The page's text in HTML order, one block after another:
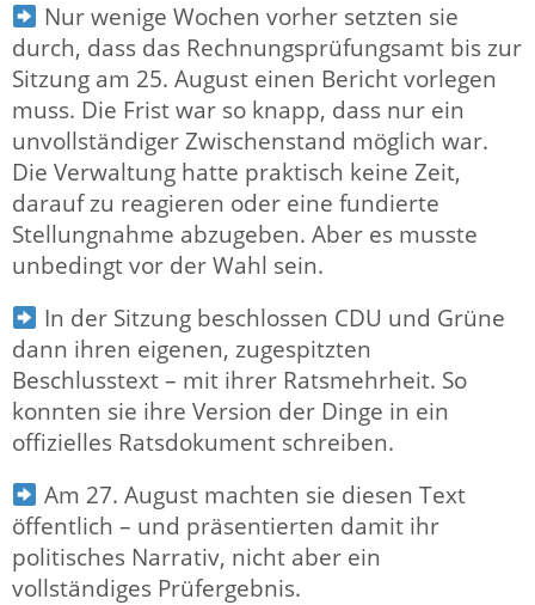
Nur wenige Wochen vorher setzten sie
durch, dass das Rechnungsprüfungsamt bis zur
Sitzung am 25. August einen Bericht vorlegen
muss. Die Frist war so knapp, dass nur ein
unvollständiger Zwischenstand möglich war.
Die Verwaltung hatte praktisch keine Zeit,
darauf zu reagieren oder eine fundierte
Stellungnahme abzugeben. Aber es musste
unbedingt vor der Wahl sein.
In der Sitzung beschlossen CDU und Grüne
dann ihren eigenen, zugespitzten
Beschlusstext – mit ihrer Ratsmehrheit. So
konnten sie ihre Version der Dinge in ein
offizielles Ratsdokument schreiben.
Am 27. August machten sie diesen Text
öffentlich – und präsentierten damit ihr
politisches Narrativ, nicht aber ein
vollständiges Prüfergebnis.